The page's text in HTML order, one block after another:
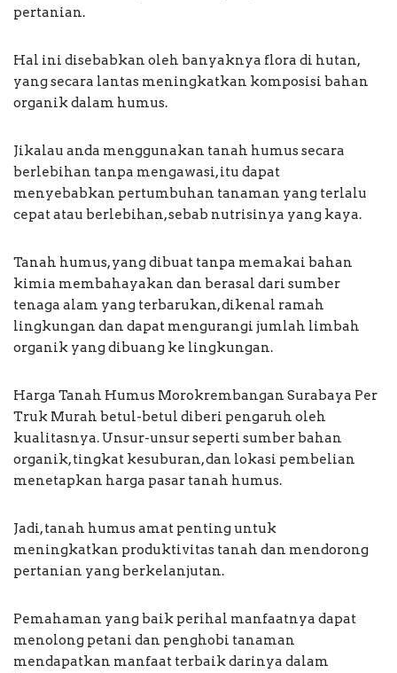
pertanian.
Hal ini disebabkan oleh banyaknya flora di hutan,
yang secara lantas meningkatkan komposisi bahan
organik dalam humus.
Jikalau anda menggunakan tanah humus secara
berlebihan tanpa mengawasi, itu dapat
menyebabkan pertumbuhan tanaman yang terlalu
cepat atau berlebihan, sebab nutrisinya yang kaya.
Tanah humus, yang dibuat tanpa memakai bahan
kimia membahayakan dan berasal dari sumber
tenaga alam yang terbarukan, dikenal ramah
lingkungan dan dapat mengurangi jumlah limbah
organik yang dibuang ke lingkungan.
Harga Tanah Humus Morokrembangan Surabaya Per
Truk Murah betul-betul diberi pengaruh oleh
kualitasnya. Unsur-unsur seperti sumber bahan
organik, tingkat kesuburan, dan lokasi pembelian
menetapkan harga pasar tanah humus.
Jadi, tanah humus amat penting untuk
meningkatkan produktivitas tanah dan mendorong
pertanian yang berkelanjutan.
Pemahaman yang baik perihal manfaatnya dapat
menolong petani dan penghobi tanaman
mendapatkan manfaat terbaik darinya dalam